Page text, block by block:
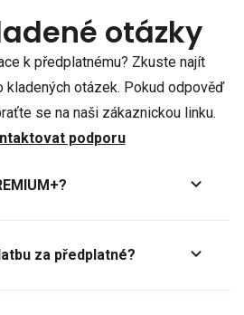
otázky
k předplatnému? Zkuste najít
otázek. Pokud odpověď
se na naši zákaznickou linku.
podporu
za předplatné?